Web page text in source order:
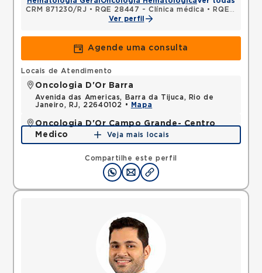
CRM 871230/RJ • RQE 28447 - Clínica médica •
RQE 28448 - Hematologia e hemoterapia
Ver perfil
Agende uma consulta
Compartilhe este perfil
Locais de Atendimento
Oncologia D'Or Barra
Avenida das Americas, Barra da Tijuca, Rio de
Janeiro, RJ, 22640102 •
Mapa
Oncologia D'Or Campo Grande- Centro
Medico
Rua Agostinho Coelho, Campo Grande, Rio de
Janeiro, RJ, 23050310 •
Mapa
Veja mais locais